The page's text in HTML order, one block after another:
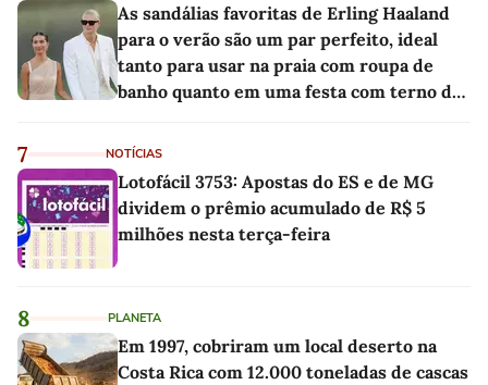
As sandálias favoritas de Erling Haaland
para o verão são um par perfeito, ideal
tanto para usar na praia com roupa de
banho quanto em uma festa com terno de
7 NOTÍCIAS
Lotofácil 3753: Apostas do ES e de MG
dividem o prêmio acumulado de R$ 5
milhões nesta terça-feira
8 PLANETA
Em 1997, cobriram um local deserto na
Costa Rica com 12.000 toneladas de cascas